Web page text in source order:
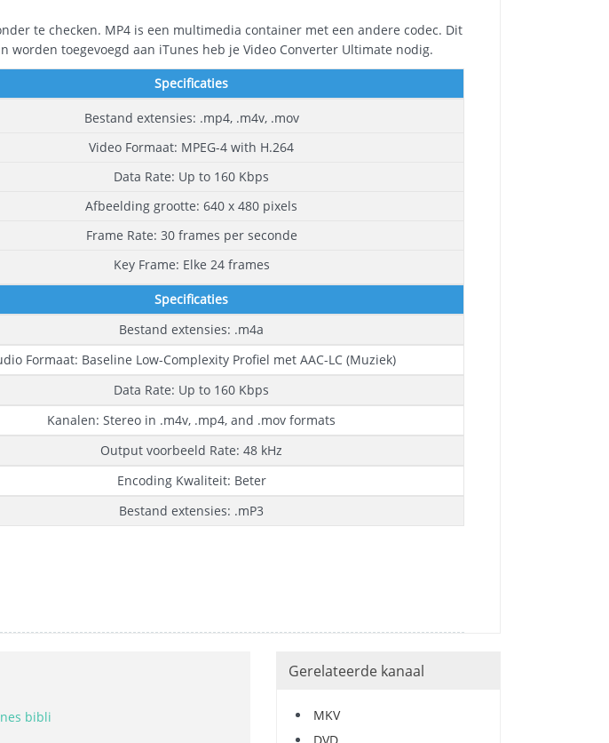
te checken. MP4 is een multimedia container met een andere codec. Dit
toegevoegd aan iTunes heb je Video Converter Ultimate nodig.
Specificaties
Bestand extensies: .mp4, .m4v, .mov
Video Formaat: MPEG-4 with H.264
Data Rate: Up to 160 Kbps
Afbeelding grootte: 640 x 480 pixels
Frame Rate: 30 frames per seconde
Key Frame: Elke 24 frames
Specificaties
Bestand extensies: .m4a
Formaat: Baseline Low-Complexity Profiel met AAC-LC (Muziek)
Data Rate: Up to 160 Kbps
Kanalen: Stereo in .m4v, .mp4, and .mov formats
Output voorbeeld Rate: 48 kHz
Encoding Kwaliteit: Beter
Bestand extensies: .mP3
bibli
Gerelateerde kanaal
MKV